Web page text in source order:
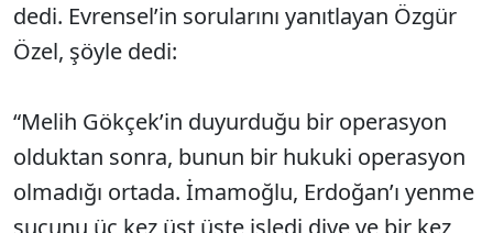
dedi. Evrensel’in sorularını yanıtlayan Özgür
Özel, şöyle dedi:
“Melih Gökçek’in duyurduğu bir operasyon
olduktan sonra, bunun bir hukuki operasyon
olmadığı ortada. İmamoğlu, Erdoğan’ı yenme
suçunu üç kez üst üste işledi diye ve bir kez